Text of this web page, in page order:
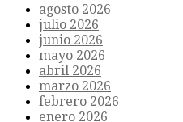
agosto 2026
julio 2026
junio 2026
mayo 2026
abril 2026
marzo 2026
febrero 2026
enero 2026